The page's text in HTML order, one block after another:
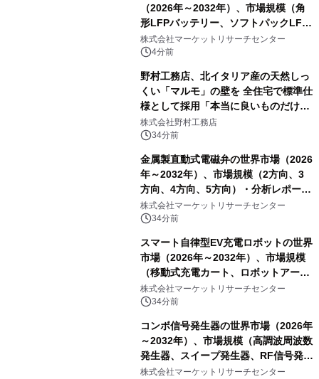
（2026年～2032年）、市場規模（角
形LFPバッテリー、ソフトパックLFP
バッテリー、円筒形LFPバッテリ
ー）・分析レポートを発表
株式会社マーケットリサーチセンター
4分前
野村工務店、北イタリア産の天然しっ
くい「マルモ」の壁を 全住宅で標準仕
様として採用「本当に良いものだけに
こだわる」
株式会社野村工務店
34分前
金属製直動式電磁弁の世界市場（2026
年～2032年）、市場規模（2方向、3
方向、4方向、5方向）・分析レポート
を発表
株式会社マーケットリサーチセンター
34分前
スマート自律型EV充電ロボットの世界
市場（2026年～2032年）、市場規模
（移動式充電カート、ロボットアーム
式充電システム、その他）・分析レポ
ートを発表
株式会社マーケットリサーチセンター
34分前
コンボ信号発生器の世界市場（2026年
～2032年）、市場規模（高調波周波数
発生器、スイープ発生器、RF信号発生
器、その他）・分析レポートを発表
株式会社マーケットリサーチセンター